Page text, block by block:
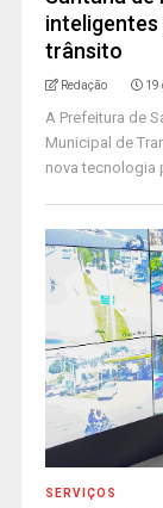
inteligentes
trânsito
Redação 19
A Prefeitura de
Municipal de
nova tecnologia
SERVIÇOS